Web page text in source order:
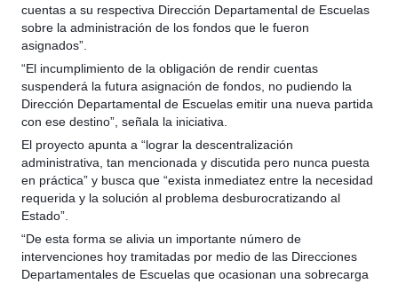
cuentas a su respectiva Dirección Departamental de Escuelas
sobre la administración de los fondos que le fueron
asignados”.
“El incumplimiento de la obligación de rendir cuentas
suspenderá la futura asignación de fondos, no pudiendo la
Dirección Departamental de Escuelas emitir una nueva partida
con ese destino”, señala la iniciativa.
El proyecto apunta a “lograr la descentralización
administrativa, tan mencionada y discutida pero nunca puesta
en práctica” y busca que “exista inmediatez entre la necesidad
requerida y la solución al problema desburocratizando al
Estado”.
“De esta forma se alivia un importante número de
intervenciones hoy tramitadas por medio de las Direcciones
Departamentales de Escuelas que ocasionan una sobrecarga